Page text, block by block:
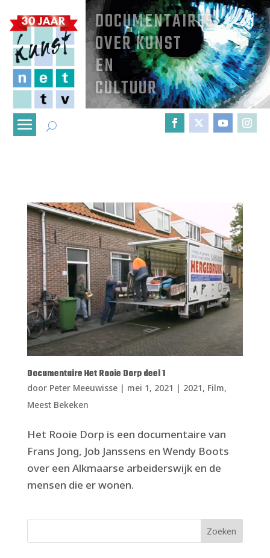
DOCUMENTAIRES
OVER KUNST
EN
CULTUUR
Documentaire Het Rooie Dorp deel 1
door Peter Meeuwisse| mei 1, 2021 | 2021, Film,
Meest Bekeken
Het Rooie Dorp is een documentaire van
Frans Jong, Job Janssens en Wendy Boots
over een Alkmaarse arbeiderswijk en de
mensen die er wonen.
Zoeken